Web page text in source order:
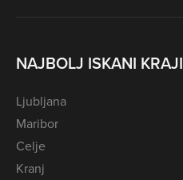
NAJBOLJ ISKANI KRAJI
Ljubljana
Maribor
Celje
Kranj